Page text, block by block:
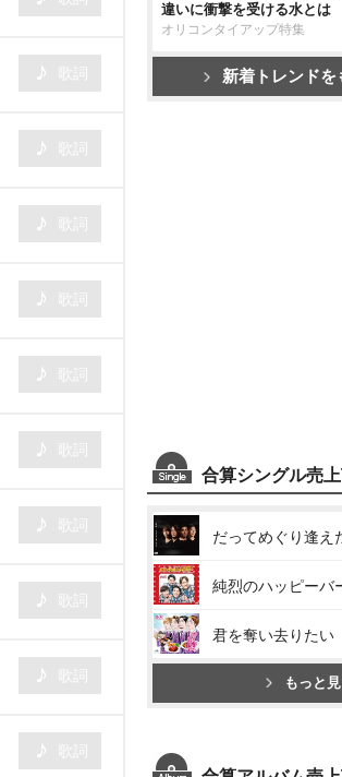
違いに衝撃を受ける水とは
オリコンタイアップ特集
新着トレンドを
合算シングル売
だってめぐり逢え
純烈のハッピーバ
君を奪い去りたい
もっと